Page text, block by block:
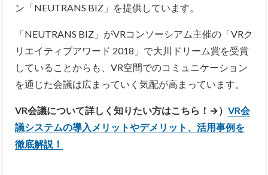
ン「NEUTRANS BIZ」を提供しています。
「NEUTRANS BIZ」がVRコンソーシアム主催の「VRク
リエイティブアワード 2018」で大川ドリーム賞を受賞
していることからも、VR空間でのコミュニケーション
を通じた会議は広まっていく気配が高まっています。
VR会議について詳しく知りたい方はこちら！→） VR会
議システムの導入メリットやデメリット、活用事例を
徹底解説！